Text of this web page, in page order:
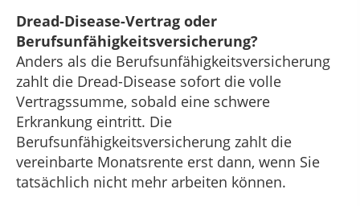
Dread-Disease-Vertrag oder
Berufsunfähigkeitsversicherung?
Anders als die Berufsunfähigkeitsversicherung
zahlt die Dread-Disease sofort die volle
Vertragssumme, sobald eine schwere
Erkrankung eintritt. Die
Berufsunfähigkeitsversicherung zahlt die
vereinbarte Monatsrente erst dann, wenn Sie
tatsächlich nicht mehr arbeiten können.